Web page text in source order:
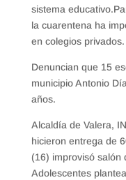
sistema
la cuarentena ha
en colegios privados.
Denuncian que 15
municipio Antonio
años.
Alcaldía de Valera,
hicieron entrega de
(16) improvisó salón
Adolescentes